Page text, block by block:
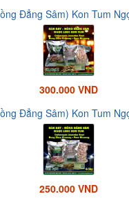
Đẳng Sâm) Kon Tum
300.000 VND
Đẳng Sâm) Kon Tum
250.000 VND